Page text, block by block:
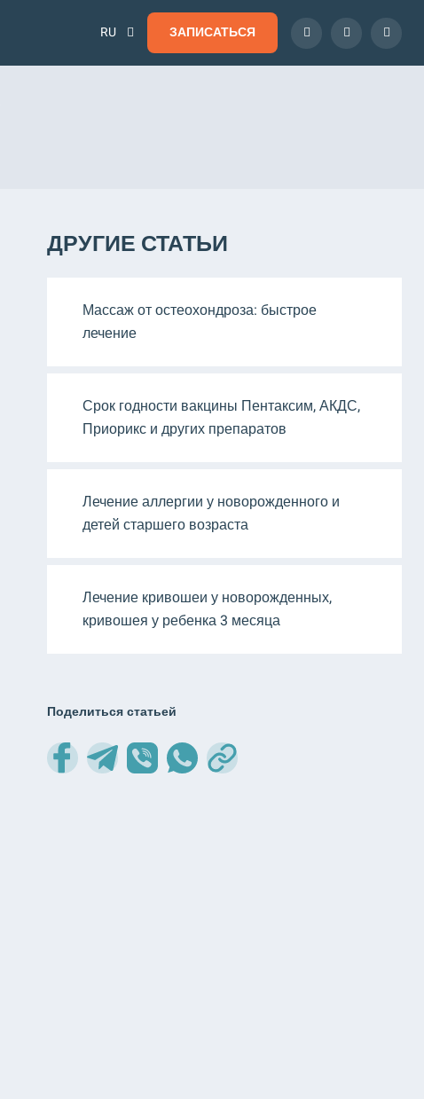
RU ЗАПИСАТЬСЯ
ДРУГИЕ СТАТЬИ
Массаж от остеохондроза: быстрое
лечение
Срок годности вакцины Пентаксим, АКДС,
Приорикс и других препаратов
Лечение аллергии у новорожденного и
детей старшего возраста
Лечение кривошеи у новорожденных,
кривошея у ребенка 3 месяца
Поделиться статьей